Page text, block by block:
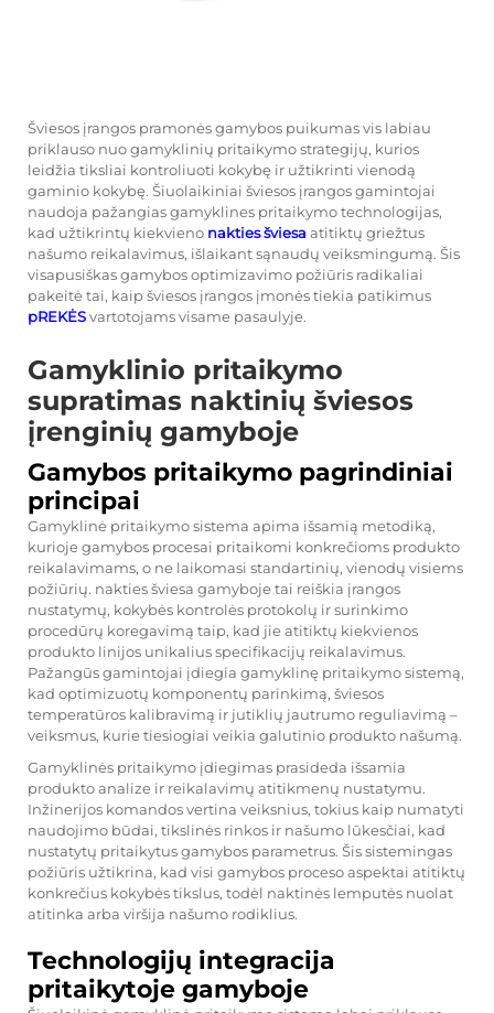
Šviesos įrangos pramonės gamybos puikumas vis labiau
priklauso nuo gamyklinių pritaikymo strategijų, kurios
leidžia tiksliai kontroliuoti kokybę ir užtikrinti vienodą
gaminio kokybę. Šiuolaikiniai šviesos įrangos gamintojai
naudoja pažangias gamyklines pritaikymo technologijas,
kad užtikrintų kiekvieno nakties šviesa atitiktų griežtus
našumo reikalavimus, išlaikant sąnaudų veiksmingumą. Šis
visapusiškas gamybos optimizavimo požiūris radikaliai
pakeitė tai, kaip šviesos įrangos įmonės tiekia patikimus
pREKĖSvartotojams visame pasaulyje.
Gamyklinio pritaikymo
supratimas naktinių šviesos
įrenginių gamyboje
Gamybos pritaikymo pagrindiniai
principai
Gamyklinė pritaikymo sistema apima išsamią metodiką,
kurioje gamybos procesai pritaikomi konkrečioms produkto
reikalavimams, o ne laikomasi standartinių, vienodų visiems
požiūrių. nakties šviesa gamyboje tai reiškia įrangos
nustatymų, kokybės kontrolės protokolų ir surinkimo
procedūrų koregavimą taip, kad jie atitiktų kiekvienos
produkto linijos unikalius specifikacijų reikalavimus.
Pažangūs gamintojai įdiegia gamyklinę pritaikymo sistemą,
kad optimizuotų komponentų parinkimą, šviesos
temperatūros kalibravimą ir jutiklių jautrumo reguliavimą –
veiksmus, kurie tiesiogiai veikia galutinio produkto našumą.
Gamyklinės pritaikymo įdiegimas prasideda išsamia
produkto analize ir reikalavimų atitikmenų nustatymu.
Inžinerijos komandos vertina veiksnius, tokius kaip numatyti
naudojimo būdai, tikslinės rinkos ir našumo lūkesčiai, kad
nustatytų pritaikytus gamybos parametrus. Šis sistemingas
požiūris užtikrina, kad visi gamybos proceso aspektai atitiktų
konkrečius kokybės tikslus, todėl naktinės lemputės nuolat
atitinka arba viršija našumo rodiklius.
Technologijų integracija
pritaikytoje gamyboje